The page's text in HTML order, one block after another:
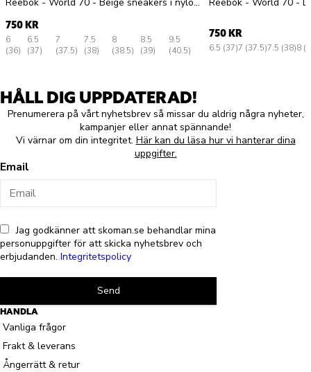
750 KR
6
(36)
6.5
(37)
7
(37.5)
7.5
(38)
8
(38.5)
8.5
(39)
9.5
(40.5)
750 KR
6.5 (37)7 (37.5)7.5 (38)8
HÅLL DIG UPPDATERAD!
Prenumerera på vårt nyhetsbrev så missar du aldrig några nyheter,
kampanjer eller annat spännande!
Vi värnar om din integritet. Här kan du läsa hur vi hanterar dina
uppgifter.
Email
Jag godkänner att skoman.se behandlar mina
personuppgifter för att skicka nyhetsbrev och
erbjudanden. Integritetspolicy
Send
HANDLA
Vanliga frågor
Frakt & leverans
Ångerrätt & retur